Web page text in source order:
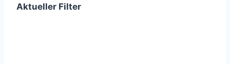
Aktueller Filter